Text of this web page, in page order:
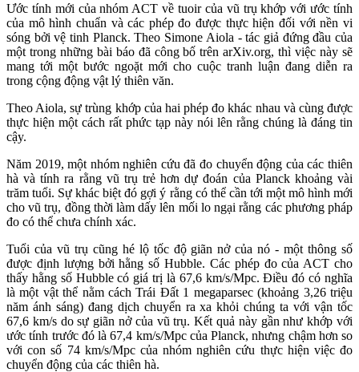
Ước tính mới của nhóm ACT về tuoir của vũ trụ khớp với ước tính
của mô hình chuẩn và các phép đo được thực hiện đối với nền vi
sóng bởi vệ tinh Planck. Theo Simone Aiola - tác giả đứng đầu của
một trong những bài báo đã công bố trên arXiv.org, thì việc này sẽ
mang tới một bước ngoặt mới cho cuộc tranh luận đang diễn ra
trong cộng động vật lý thiên văn.
Theo Aiola, sự trùng khớp của hai phép đo khác nhau và cùng được
thực hiện một cách rất phức tạp này nói lên rằng chúng là đáng tin
cậy.
Năm 2019, một nhóm nghiên cứu đã đo chuyển động của các thiên
hà và tính ra rằng vũ trụ trẻ hơn dự đoán của Planck khoảng vài
trăm tuổi. Sự khác biệt đó gợi ý rằng có thể cần tới một mô hình mới
cho vũ trụ, đồng thời làm dấy lên mối lo ngại rằng các phương pháp
đo có thể chưa chính xác.
Tuổi của vũ trụ cũng hé lộ tốc độ giãn nở của nó - một thông số
được định lượng bởi hằng số Hubble. Các phép đo của ACT cho
thấy hằng số Hubble có giá trị là 67,6 km/s/Mpc. Điều đó có nghĩa
là một vật thể nằm cách Trái Đất 1 megaparsec (khoảng 3,26 triệu
năm ánh sáng) đang dịch chuyển ra xa khỏi chúng ta với vận tốc
67,6 km/s do sự giãn nở của vũ trụ. Kết quả này gần như khớp với
ước tính trước đó là 67,4 km/s/Mpc của Planck, nhưng chậm hơn so
với con số 74 km/s/Mpc của nhóm nghiên cứu thực hiện việc đo
chuyển động của các thiên hà.